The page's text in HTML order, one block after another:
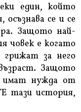
един, който
се и се
Защото най-
човек е когато
грижат за него
Защото
имат нужда от
тази история,